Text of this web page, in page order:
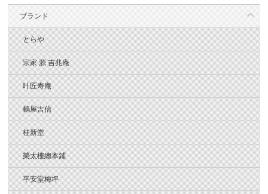
ブランド
とらや
宗家 源 吉兆庵
叶匠寿庵
鶴屋吉信
桂新堂
榮太樓總本鋪
平安堂梅坪